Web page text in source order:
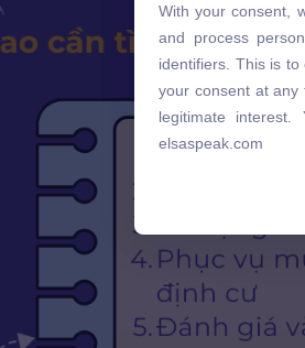
and process
identifiers. This is
your consent at
legitimate
elsaspeak.com
With your consent,
and process
identifiers. This is
your consent at any
legitimate
elsaspeak.com